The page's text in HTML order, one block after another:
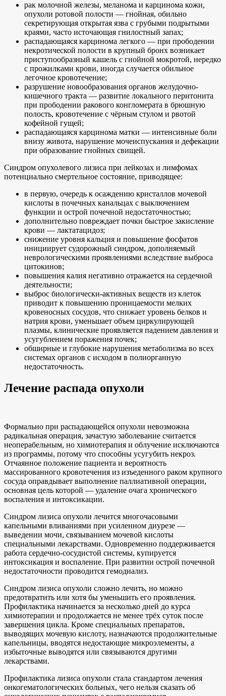
рак молочной железы, меланома и карцинома кожи,
опухоли ротовой полости — гнойная, обильно
секретирующая открытая язва с грубыми подрытыми
краями, часто источающая гнилостный запах;
распадающаяся карцинома легкого — при прободении
некротической полости в крупный бронх возникает
приступообразный кашель с гнойной мокротой, нередко
с прожилками крови, иногда случается обильное
легочное кровотечение;
разрушение новообразования органов желудочно-
кишечного тракта — развитие локального перитонита
при прободении ракового конгломерата в брюшную
полость, кровотечение с чёрным стулом и рвотой
кофейной гущей;
распадающаяся карцинома матки — интенсивные боли
внизу живота, нарушение мочеиспускания и дефекации
при образование гнойных свищей.
Синдром опухолевого лизиса при лейкозах и лимфомах
потенциально смертельное состояние, приводящее:
в первую, очередь к осаждению кристаллов мочевой
кислоты в почечных канальцах с выключением
функции и острой почечной недостаточностью;
дополнительно повреждает почки быстрое закисление
крови — лактатацидоз;
снижение уровня кальция и повышение фосфатов
инициирует судорожный синдром, дополняемый
неврологическими проявлениями вследствие выброса
цитокинов;
повышения калия негативно отражается на сердечной
деятельности;
выброс биологически-активных веществ из клеток
приводит к повышению проницаемости мелких
кровеносных сосудов, что снижает уровень белков и
натрия крови, уменьшает объем циркулирующей
плазмы, клинические проявляется падением давления и
усугублением поражения почек;
обширные и глубокие нарушения метаболизма во всех
системах органов с исходом в полиорганную
недостаточность.
Лечение распада опухоли
Формально при распадающейся опухоли невозможна
радикальная операция, зачастую заболевание считается
неоперабельным, но химиотерапия и облучение исключаются
из программы, потому что способны усугубить некроз.
Отчаянное положение пациента и вероятность
массированного кровотечения из изъеденного раком крупного
сосуда оправдывает выполнение паллиативной операции,
основная цель которой — удаление очага хронического
воспаления и интоксикации.
Синдром лизиса опухоли лечится многочасовыми
капельными вливаниями при усиленном диурезе —
выведении мочи, связыванием мочевой кислоты
специальными лекарствами. Одновременно поддерживается
работа сердечно-сосудистой системы, купируется
интоксикация и воспаление. При развитии острой почечной
недостаточности проводится гемодиализ.
Синдром лизиса опухоли сложно лечить, но можно
предотвратить или хотя бы уменьшить его проявления.
Профилактика начинается за несколько дней до курса
химиотерапии и продолжается не менее трёх суток после
завершения цикла. Кроме специальных препаратов,
выводящих мочевую кислоту, назначаются продолжительные
капельницы, вводятся недостающие микроэлементы, а
избыточные выводятся или связываются другими
лекарствами.
Профилактика лизиса опухоли стала стандартом лечения
онкогематологических больных, чего нельзя сказать об